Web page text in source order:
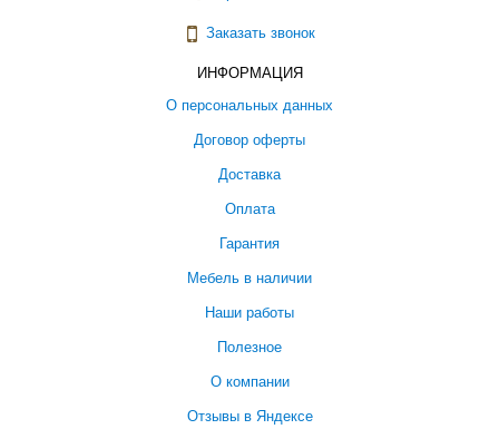
Заказать звонок
ИНФОРМАЦИЯ
О персональных данных
Договор оферты
Доставка
Оплата
Гарантия
Мебель в наличии
Наши работы
Полезное
О компании
Отзывы в Яндексе